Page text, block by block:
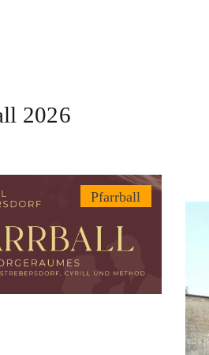
2026
Pfarrball